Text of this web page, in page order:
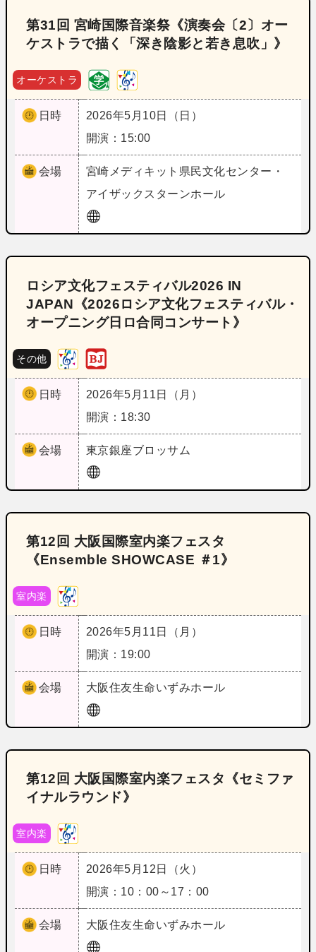
第31回 宮崎国際音楽祭《演奏会〔2〕オー
ケストラで描く「深き陰影と若き息吹」》
オーケストラ
日時
2026年5月10日（日）
開演：15:00
会場 宮崎 メディキット県民文化センター・
アイザックスターンホール
ロシア文化フェスティバル2026 IN
JAPAN《2026ロシア文化フェスティバル・
オープニング日ロ合同コンサート》
その他
日時
2026年5月11日（月）
開演：18:30
会場 東京銀座ブロッサム
第12回 大阪国際室内楽フェスタ
《Ensemble SHOWCASE ＃1》
室内楽
日時
2026年5月11日（月）
開演：19:00
会場 大阪住友生命いずみホール
第12回 大阪国際室内楽フェスタ《セミファ
イナルラウンド》
室内楽
日時
2026年5月12日（火）
開演：10：00～17：00
会場 大阪住友生命いずみホール